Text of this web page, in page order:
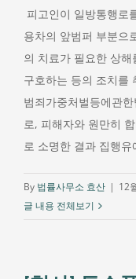
피고인이 일방통행로
용차의 앞범퍼 부분으
의 치료가 필요한 상
구호하는 등의 조치를
범죄가중처벌등에관
로, 피해자와 원만히
로 소명한 결과 집행
By 법률사무소 효산 | 12
글 내용 전체보기